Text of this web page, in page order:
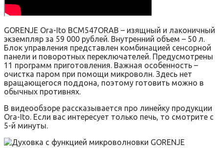
GORENJE Ora-Ito BCM547ORAB – изящный и лаконичный
экземпляр за 59 000 рублей. Внутренний объем – 50 л.
Блок управления представлен комбинацией сенсорной
панели и поворотных переключателей. Предусмотрены
11 программ приготовления. Важная особенность –
очистка паром при помощи микроволн. Здесь нет
вращающегося поддона, поэтому готовить можно в
обычных противнях.
В видеообзоре рассказывается про линейку продукции
Ora-Ito. Если вас интересует только печь, то смотрите с
5-й минуты.